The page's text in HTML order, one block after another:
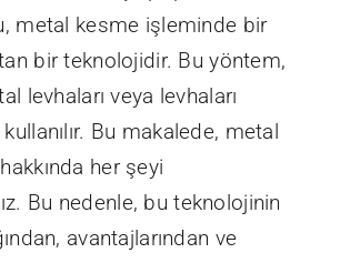
metal kesme işleminde bir
bir teknolojidir. Bu yöntem,
levhaları veya levhaları
Bu makalede, metal
her şeyi
Bu nedenle, bu teknolojinin
avantajlarından ve